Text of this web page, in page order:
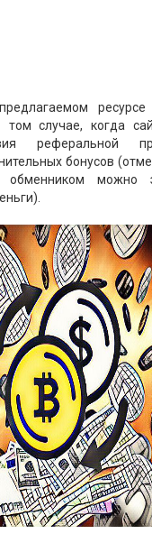
том случае, когда
реферальной
бонусов
можно